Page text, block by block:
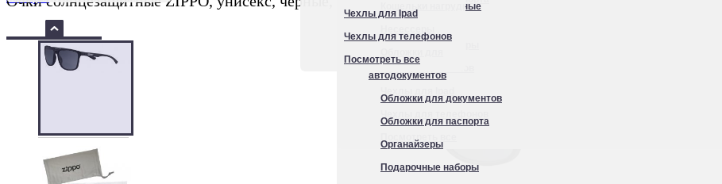
Посмотреть все
Кошельки нагрудные
автодокументов
Обложки для документов
Обложки для паспорта
Органайзеры
Подарочные наборы
Чехлы для Ipad
Чехлы для телефонов
Посмотреть все